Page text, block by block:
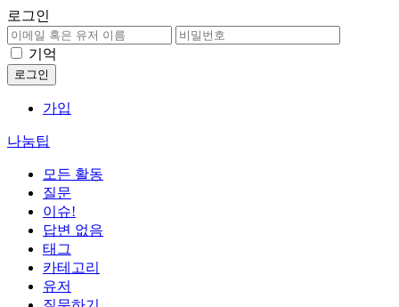
로그인
기억
가입
나눔팁
모든 활동
질문
이슈!
답변 없음
태그
카테고리
유저